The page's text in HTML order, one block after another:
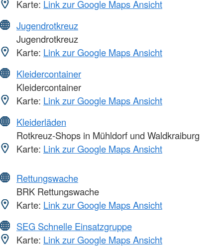
Karte: Link zur Google Maps Ansicht
Jugendrotkreuz
Jugendrotkreuz
Karte: Link zur Google Maps Ansicht
Kleidercontainer
Kleidercontainer
Karte: Link zur Google Maps Ansicht
Kleiderläden
Rotkreuz-Shops in Mühldorf und Waldkraiburg
Karte: Link zur Google Maps Ansicht
Rettungswache
BRK Rettungswache
Karte: Link zur Google Maps Ansicht
SEG Schnelle Einsatzgruppe
Karte: Link zur Google Maps Ansicht